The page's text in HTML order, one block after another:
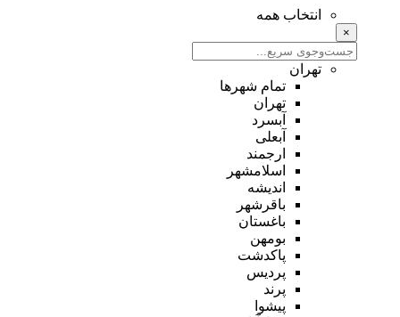
انتخاب همه
×
تهران
تمام شهر‌ها
تهران
آبسرد
آبعلی
ارجمند
اسلامشهر
اندیشه
باقرشهر
باغستان
بومهن
پاکدشت
پردیس
پرند
پیشوا